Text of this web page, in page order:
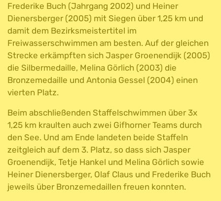
Frederike Buch (Jahrgang 2002) und Heiner
Dienersberger (2005) mit Siegen über 1,25 km und
damit dem Bezirksmeistertitel im
Freiwasserschwimmen am besten. Auf der gleichen
Strecke erkämpften sich Jasper Groenendijk (2005)
die Silbermedaille, Melina Görlich (2003) die
Bronzemedaille und Antonia Gessel (2004) einen
vierten Platz.
Beim abschließenden Staffelschwimmen über 3x
1,25 km kraulten auch zwei Gifhorner Teams durch
den See. Und am Ende landeten beide Staffeln
zeitgleich auf dem 3. Platz, so dass sich Jasper
Groenendijk, Tetje Hankel und Melina Görlich sowie
Heiner Dienersberger, Olaf Claus und Frederike Buch
jeweils über Bronzemedaillen freuen konnten.